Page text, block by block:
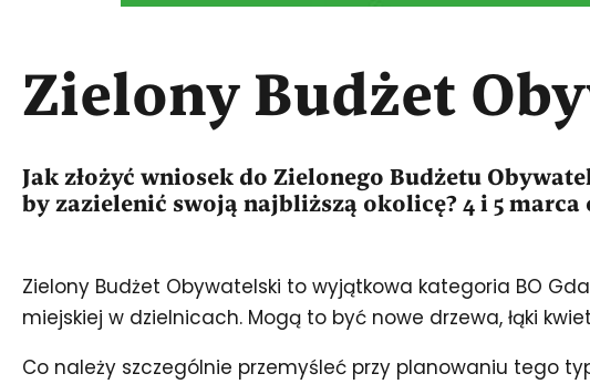
Zielony Budżet
Jak złożyć wniosek do Zielonego Budżetu
by zazielenić swoją najbliższą okolicę? 4 i 5
Zielony Budżet Obywatelski to wyjątkowa kategoria BO
miejskiej w dzielnicach. Mogą to być nowe drzewa, łąki
Co należy szczególnie przemyśleć przy planowaniu tego